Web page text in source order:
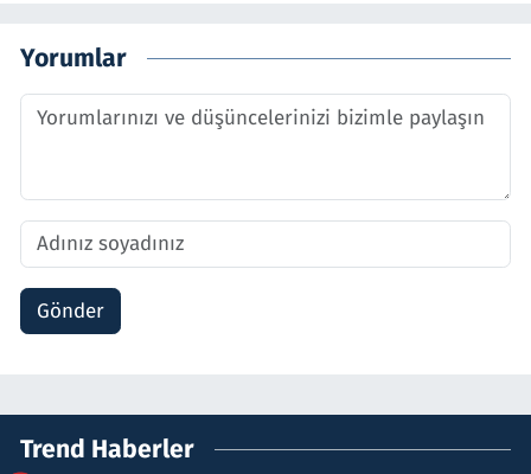
Yorumlar
Gönder
Trend Haberler